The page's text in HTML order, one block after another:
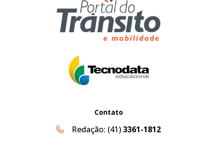
Contato
Redação: (41)3361-1812